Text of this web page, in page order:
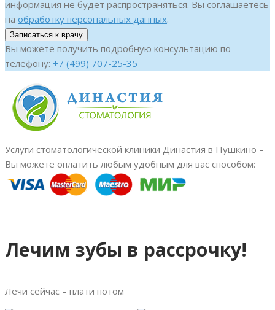
информация не будет распространяться. Вы соглашаетесь
на обработку персональных данных.
Вы можете получить подробную консультацию по
телефону: +7 (499) 707-25-35
Услуги стоматологической клиники Династия в Пушкино –
Вы можете оплатить любым удобным для вас способом:
Лечим зубы в рассрочку!
Лечи сейчас – плати потом